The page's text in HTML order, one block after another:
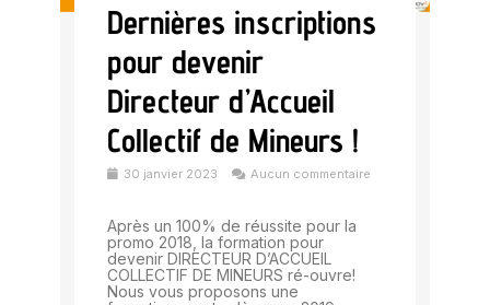
Dernières inscriptions
pour devenir
Directeur d’Accueil
Collectif de Mineurs !
30 janvier 2023 Aucun commentaire
Après un 100% de réussite pour la
promo 2018, la formation pour
devenir DIRECTEUR D’ACCUEIL
COLLECTIF DE MINEURS ré-ouvre!
Nous vous proposons une